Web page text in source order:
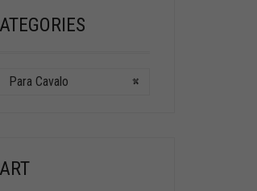
×
Para Cavalo